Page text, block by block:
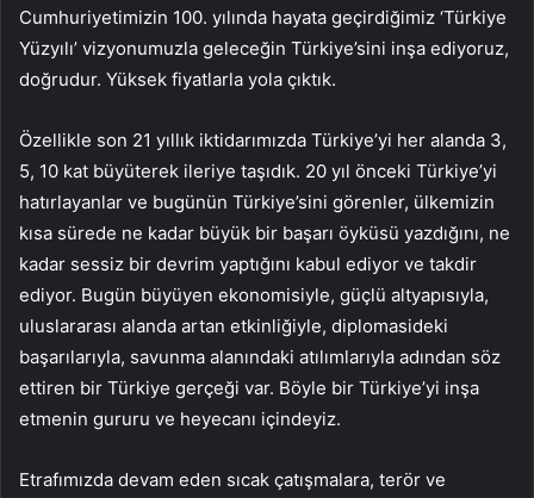
Cumhuriyetimizin 100. yılında hayata geçirdiğimiz ‘Türkiye
Yüzyılı’ vizyonumuzla geleceğin Türkiye’sini inşa ediyoruz,
doğrudur. Yüksek fiyatlarla yola çıktık.
Özellikle son 21 yıllık iktidarımızda Türkiye’yi her alanda 3,
5, 10 kat büyüterek ileriye taşıdık. 20 yıl önceki Türkiye’yi
hatırlayanlar ve bugünün Türkiye’sini görenler, ülkemizin
kısa sürede ne kadar büyük bir başarı öyküsü yazdığını, ne
kadar sessiz bir devrim yaptığını kabul ediyor ve takdir
ediyor. Bugün büyüyen ekonomisiyle, güçlü altyapısıyla,
uluslararası alanda artan etkinliğiyle, diplomasideki
başarılarıyla, savunma alanındaki atılımlarıyla adından söz
ettiren bir Türkiye gerçeği var. Böyle bir Türkiye’yi inşa
etmenin gururu ve heyecanı içindeyiz.
Etrafımızda devam eden sıcak çatışmalara, terör ve